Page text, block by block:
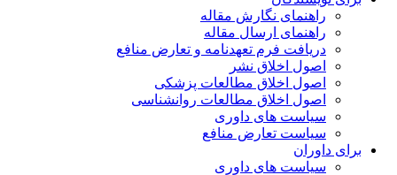
راهنمای نگارش مقاله
راهنمای ارسال مقاله
دریافت فرم تعهدنامه و تعارض منافع
اصول اخلاق نشر
اصول اخلاق مطالعات پزشکی
اصول اخلاق مطالعات روانشناسی
سیاست های داوری
سیاست تعارض منافع
برای داوران
سیاست های داوری